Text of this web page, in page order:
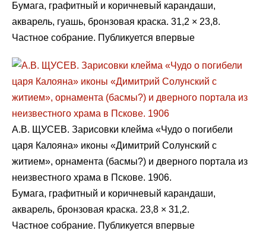
Бумага, графитный и коричневый карандаши,
акварель, гуашь, бронзовая краска. 31,2 × 23,8.
Частное собрание. Публикуется впервые
А.В. ЩУСЕВ. Зарисовки клейма «Чудо о погибели
царя Калояна» иконы «Димитрий Солунский с
житием», орнамента (басмы?) и дверного портала из
неизвестного храма в Пскове. 1906.
Бумага, графитный и коричневый карандаши,
акварель, бронзовая краска. 23,8 × 31,2.
Частное собрание. Публикуется впервые